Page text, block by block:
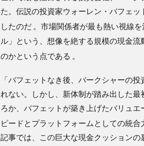
３．
解説
3.1
自社
いの
再開
と厳
格な
ュエ
ーシ
た。伝説の投資家ウォーレン・バフェ
したのだ 。市場関係者が最も熱い視線
ル」という、想像を絶する規模の現金
のかという点である 。
「バフェットなき後、バークシャーの
れない。しかし、新体制が踏み出した
ろか、バフェットが築き上げたバリュ
ピードとプラットフォームとしての統
記事では、この巨大な現金クッション